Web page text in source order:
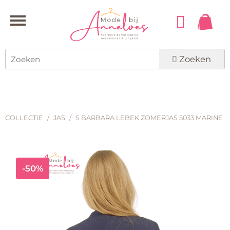
Zoeken
COLLECTIE / JAS / S BARBARA LEBEK ZOMERJAS 5033 MARINE
-50%